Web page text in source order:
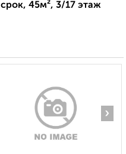
45м², 3/17 этаж
›